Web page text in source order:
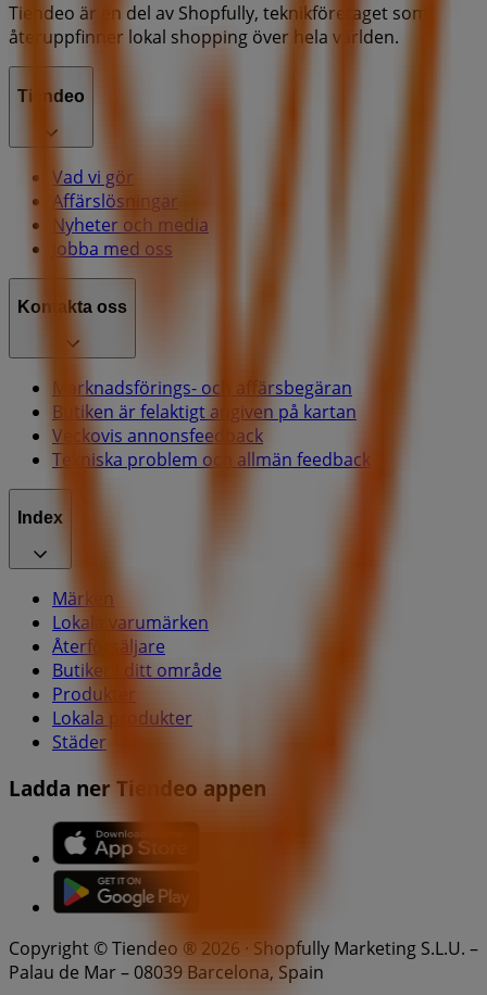
Tiendeo är en del av Shopfully, teknikföretaget som
återuppfinner lokal shopping över hela världen.
Tiendeo
Vad vi gör
Affärslösningar
Nyheter och media
Jobba med oss
Kontakta oss
Marknadsförings- och affärsbegäran
Butiken är felaktigt angiven på kartan
Veckovis annonsfeedback
Tekniska problem och allmän feedback
Index
Märken
Lokala varumärken
Återförsäljare
Butiker i ditt område
Produkter
Lokala produkter
Städer
Ladda ner Tiendeo appen
Copyright © Tiendeo ® 2026 · Shopfully Marketing S.L.U. –
Palau de Mar – 08039 Barcelona, Spain